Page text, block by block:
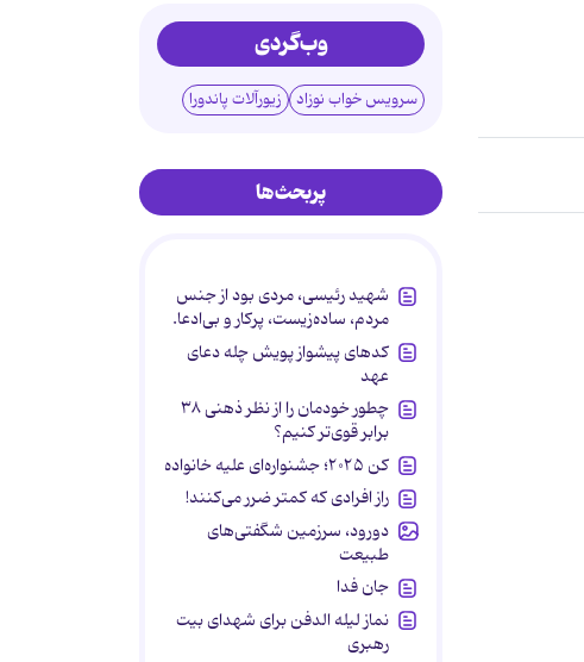
وب‌گردی
سرویس خواب نوزاد زیورآلات پاندورا
پربحث‌ها
شهید رئیسی، مردی بود از جنس
مردم، ساده‌زیست، پرکار و بی‌ادعا.
کدهای پیشواز پویش چله دعای
عهد
چطور خودمان را از نظر ذهنی ۳۸
برابر قوی‌تر کنیم؟
کن ۲۰۲۵؛ جشنواره‌ای علیه خانواده
راز افرادی که کمتر ضرر می‌کنند!
دورود، سرزمین شگفتی‌های
طبیعت
جان فدا
نماز لیله الدفن برای شهدای بیت
رهبری